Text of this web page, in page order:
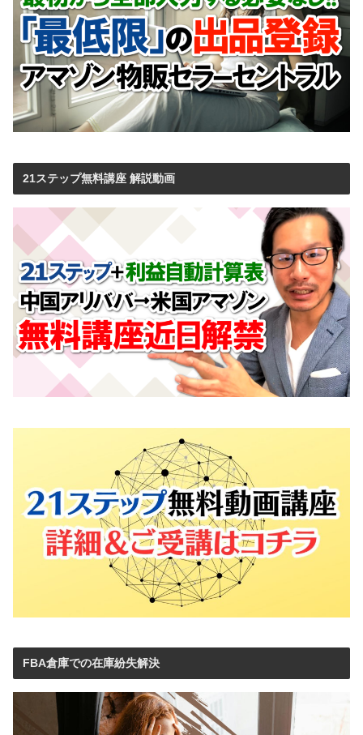
21ステップ無料講座 解説動画
FBA倉庫での在庫紛失解決